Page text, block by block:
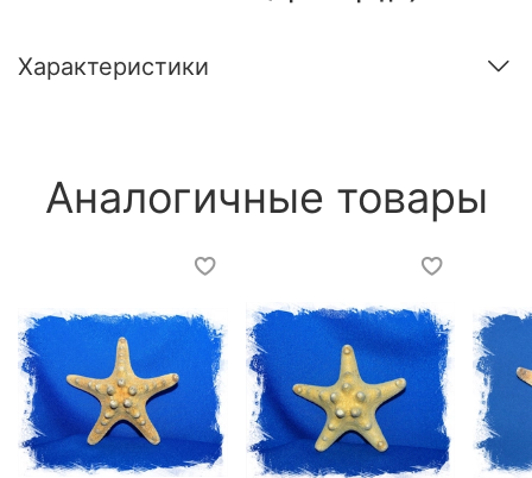
Характеристики
Аналогичные товары